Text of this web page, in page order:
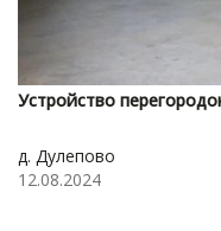
Устройство
д. Дулепово
12.08.2024